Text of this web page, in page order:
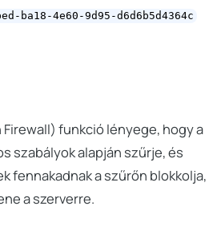
funkció lényege, hogy a
szabályok alapján szűrje, és
fennakadnak a szűrőn blokkolja,
a szerverre.